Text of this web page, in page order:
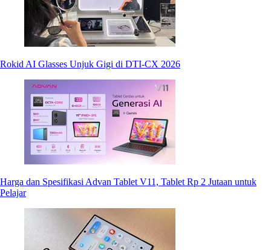
Rokid AI Glasses Unjuk Gigi di DTI-CX 2026
Harga dan Spesifikasi Advan Tablet V11, Tablet Rp 2 Jutaan untuk
Pelajar